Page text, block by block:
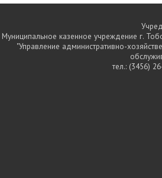
Муниципальное казенное учреждение г.
"Управление административно-
тел.: (3456)